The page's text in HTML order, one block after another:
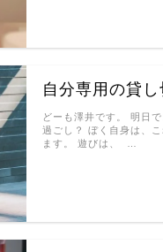
自分専用の貸
どーも澤井です。 明日
過ごし？ ぼく自身は、
ます。 遊びは、 …